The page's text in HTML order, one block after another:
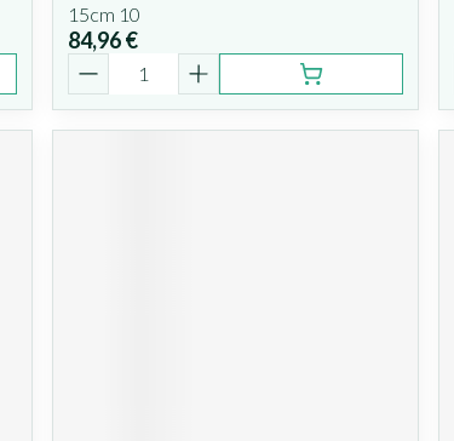
15cm 10
84,96 €
Quantité